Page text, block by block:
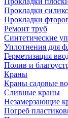
Прокладки
Прокладки
Ремонт труб
Синтетические
Уплотнения для
Герметизация
Полив и
Краны
Краны садовые
Сливные краны
Незамерзающие
Погреб